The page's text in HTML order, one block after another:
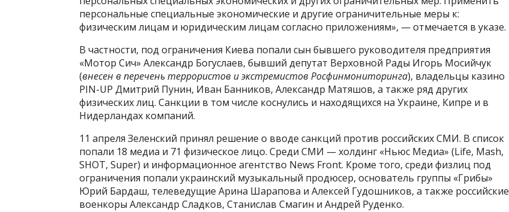
персональные специальные экономические и другие ограничительные меры к:
физическим лицам и юридическим лицам согласно приложениям», — отмечается в указе.
В частности, под ограничения Киева попали сын бывшего руководителя предприятия
«Мотор Сич» Александр Богуслаев, бывший депутат Верховной Рады Игорь Мосийчук
(внесен в перечень террористов и экстремистов Росфинмониторинга), владельцы казино
PIN-UP Дмитрий Пунин, Иван Банников, Александр Матяшов, а также ряд других
физических лиц. Санкции в том числе коснулись и находящихся на Украине, Кипре и в
Нидерландах компаний.
11 апреля Зеленский принял решение о вводе санкций против российских СМИ. В список
попали 18 медиа и 71 физическое лицо. Среди СМИ — холдинг «Ньюс Медиа» (Life, Mash,
SHOT, Super) и информационное агентство News Front. Кроме того, среди физлиц под
ограничения попали украинский музыкальный продюсер, основатель группы «Грибы»
Юрий Бардаш, телеведущие Арина Шарапова и Алексей Гудошников, а также российские
военкоры Александр Сладков, Станислав Смагин и Андрей Руденко.